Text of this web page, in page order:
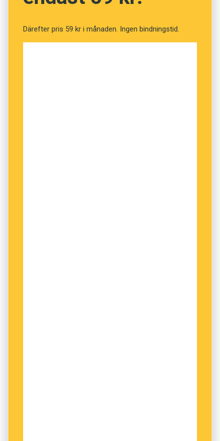
person som inte hörde hemma i den språkliga
Därefter pris 59 kr i månaden. Ingen bindningstid.